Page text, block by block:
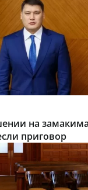
на замакима
приговор